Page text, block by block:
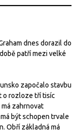
dnes dorazil do
patří mezi velké
započalo stavbu
o rozloze tří tisíc
má zahrnovat
být schopen trvale
Obří základná má